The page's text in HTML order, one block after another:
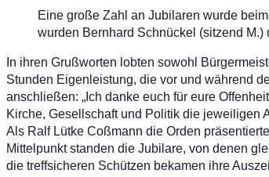
Eine große Zahl an Jubilaren wurde
wurden Bernhard Schnückel (sitzend
In ihren Grußworten lobten sowohl
Stunden Eigenleistung, die vor und während
anschließen: „Ich danke euch für eure
Kirche, Gesellschaft und Politik die jeweiligen
Als Ralf Lütke Coßmann die Orden
Mittelpunkt standen die Jubilare, von denen
die treffsicheren Schützen bekamen ihre